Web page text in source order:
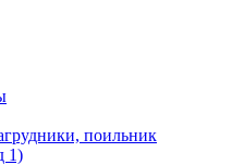
поильник
1)